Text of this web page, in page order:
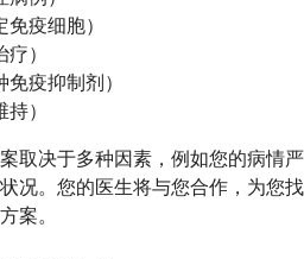
疫细胞）
）
疫抑制剂）
）
取决于多种因素，例如您的病情严
况。您的医生将与您合作，为您找
案。